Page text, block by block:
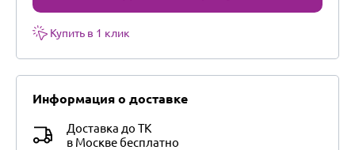
Купить в 1 клик
Информация о доставке
Доставка до ТК
в Москве бесплатно